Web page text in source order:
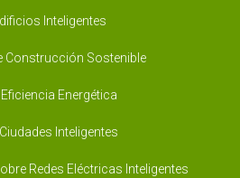
Inteligentes
Construcción Sostenible
Energética
Inteligentes
Redes Eléctricas Inteligentes